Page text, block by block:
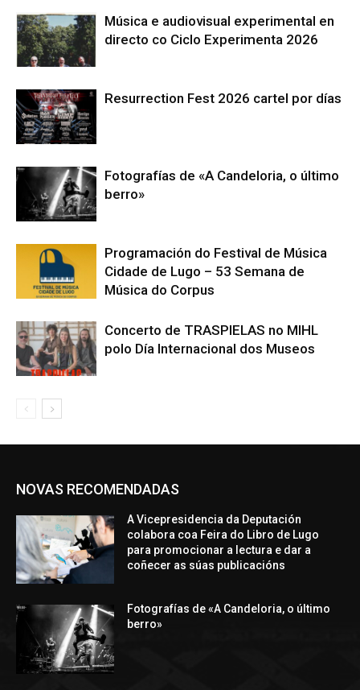
Música e audiovisual experimental en
directo co Ciclo Experimenta 2026
Resurrection Fest 2026 cartel por días
Fotografías de «A Candeloria, o último
berro»
Programación do Festival de Música
Cidade de Lugo – 53 Semana de
Música do Corpus
Concerto de TRASPIELAS no MIHL
polo Día Internacional dos Museos
NOVAS RECOMENDADAS
A Vicepresidencia da Deputación
colabora coa Feira do Libro de Lugo
para promocionar a lectura e dar a
coñecer as súas publicacións
Fotografías de «A Candeloria, o último
berro»